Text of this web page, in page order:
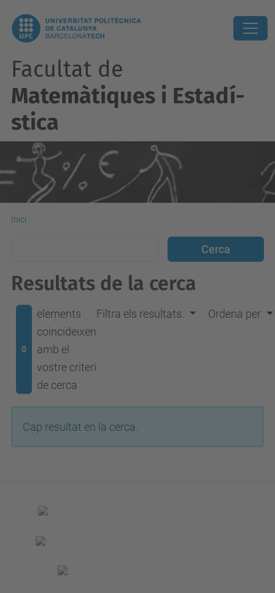
Facultat de
Matemàtiques i Estadí­
stica
Inici
Resultats de la cerca
0
elements
coincideixen
amb el
vostre criteri
de cerca
Filtra els resultats. Ordena per
Cap resultat en la cerca.